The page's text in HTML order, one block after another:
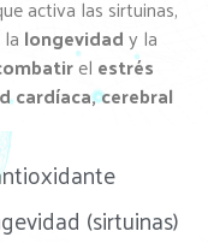
activa las sirtuinas,
longevidady la
el estrés
cardíaca, cerebral
(sirtuinas)